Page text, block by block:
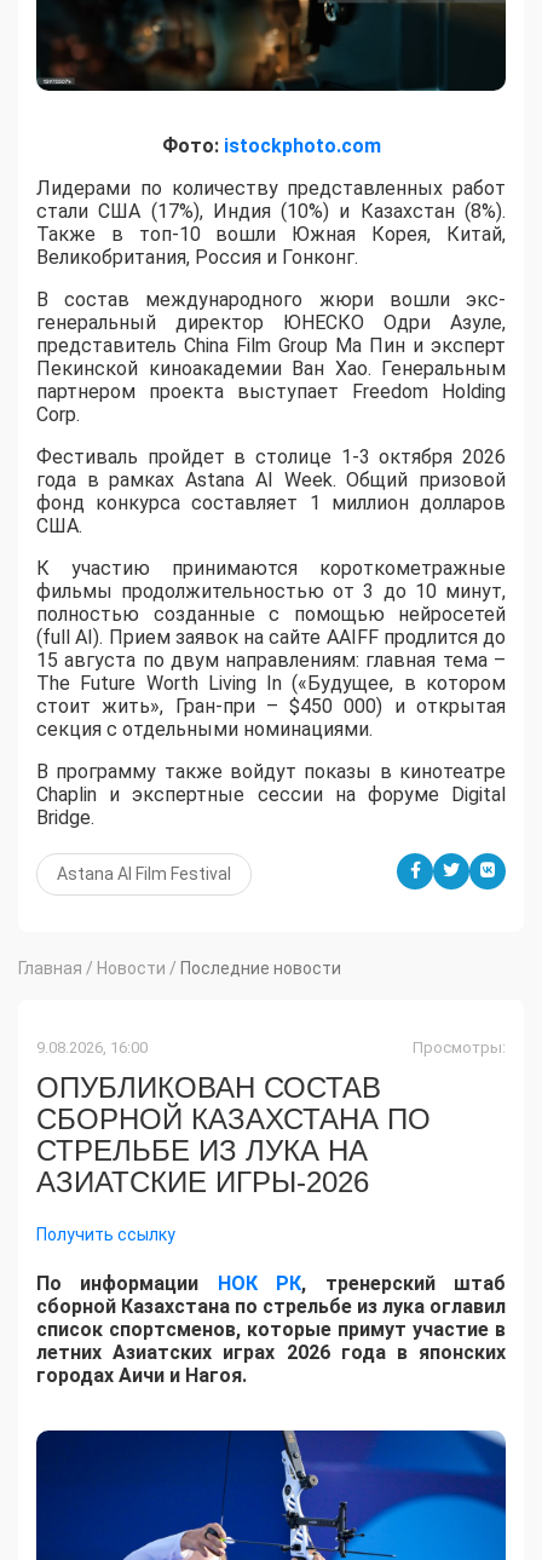
Фото: istockphoto.com
Лидерами по количеству представленных работ
стали США (17%), Индия (10%) и Казахстан (8%).
Также в топ-10 вошли Южная Корея, Китай,
Великобритания, Россия и Гонконг.
В состав международного жюри вошли экс-
генеральный директор ЮНЕСКО Одри Азуле,
представитель China Film Group Ма Пин и эксперт
Пекинской киноакадемии Ван Хао. Генеральным
партнером проекта выступает Freedom Holding
Corp.
​Фестиваль пройдет в столице 1-3 октября 2026
года в рамках Astana AI Week. Общий призовой
фонд конкурса составляет 1 миллион долларов
США.
К участию принимаются короткометражные
фильмы продолжительностью от 3 до 10 минут,
полностью созданные с помощью нейросетей
(full AI). Прием заявок на сайте AAIFF продлится до
15 августа по двум направлениям: главная тема –
The Future Worth Living In («Будущее, в котором
стоит жить», Гран-при – $450 000) и открытая
секция с отдельными номинациями.
В программу также войдут показы в кинотеатре
Chaplin и экспертные сессии на форуме Digital
Bridge.
Astana AI Film Festival
Главная / Новости / Последние новости
9.08.2026, 16:00 Просмотры:
ОПУБЛИКОВАН СОСТАВ
СБОРНОЙ КАЗАХСТАНА ПО
СТРЕЛЬБЕ ИЗ ЛУКА НА
АЗИАТСКИЕ ИГРЫ-2026
Получить ссылку
По информации НОК РК, тренерский штаб
сборной Казахстана по стрельбе из лука оглавил
список спортсменов, которые примут участие в
летних Азиатских играх 2026 года в японских
городах Аичи и Нагоя.